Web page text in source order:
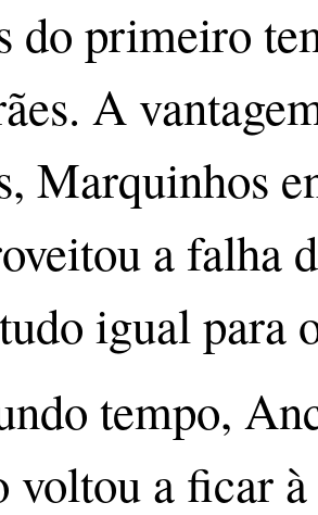
do primeiro
A
Marquinhos
a falha
igual para
tempo,
voltou a ficar